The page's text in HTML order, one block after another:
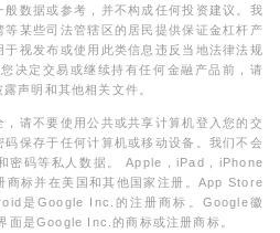
数据或参考，并不构成任何投资建议。我
某些司法管辖区的居民提供保证金杠杆产
视发布或使用此类信息违反当地法律法规
决定交易或继续持有任何金融产品前，请
声明和其他相关文件。
请不要使用公共或共享计算机登入您的交
保存于任何计算机或移动设备。我们不会
密码等私人数据。 Apple，iPad，iPhone
标并在美国和其他国家注册。App Store
是Google Inc.的注册商标。Google徽
是Google Inc.的商标或注册商标。